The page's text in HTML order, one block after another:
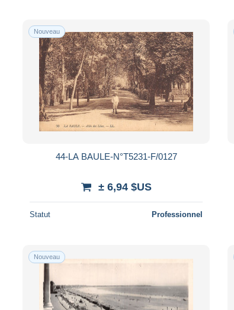
Nouveau
44-LA BAULE-N°T5231-F/0127
± 6,94 $US
Statut Professionnel
Nouveau